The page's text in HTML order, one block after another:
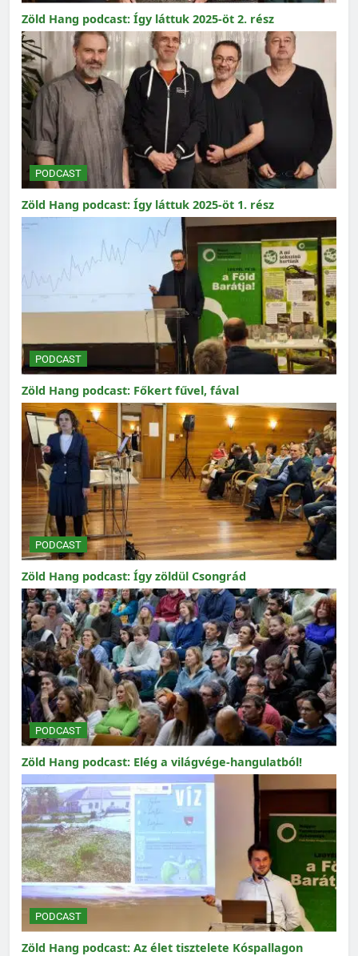
Zöld Hang podcast: Így láttuk 2025-öt 2. rész
PODCAST
Zöld Hang podcast: Így láttuk 2025-öt 1. rész
PODCAST
Zöld Hang podcast: Főkert fűvel, fával
PODCAST
Zöld Hang podcast: Így zöldül Csongrád
PODCAST
Zöld Hang podcast: Elég a világvége-hangulatból!
PODCAST
Zöld Hang podcast: Az élet tisztelete Kóspallagon